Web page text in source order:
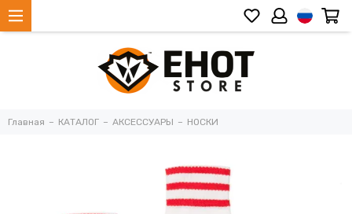
Главная КАТАЛОГ АКСЕССУАРЫ НОСКИ